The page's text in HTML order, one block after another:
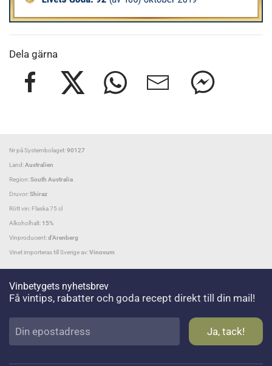
Dela gärna
Nr på Systembolaget:90127
Land:Australien
Region:South Australia
Druvor:Shiraz
Rött vin: Flaska 75 cl
Alkoholhalt: 15%
Vinproducent:d'Arenberg
Vinet importeras till Sverige av:Vinovum
Vinbetygets nyhetsbrev
Få vintips, rabatter och goda recept direkt till din mail!